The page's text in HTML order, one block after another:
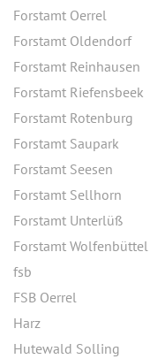
Forstamt Oerrel
Forstamt Oldendorf
Forstamt Reinhausen
Forstamt Riefensbeek
Forstamt Rotenburg
Forstamt Saupark
Forstamt Seesen
Forstamt Sellhorn
Forstamt Unterlüß
Forstamt Wolfenbüttel
fsb
FSB Oerrel
Harz
Hutewald Solling